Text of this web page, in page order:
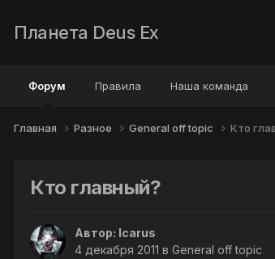
Планета Deus Ex
Форум Правила Наша команда
Главная Разное General off topic Кто
Кто главный?
Автор: Icarus
4 декабря 2011 в General off topic